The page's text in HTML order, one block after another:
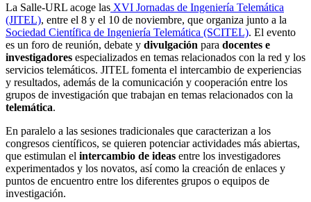
La Salle-URL acoge las XVI Jornadas de Ingeniería Telemática
(JITEL), entre el 8 y el 10 de noviembre, que organiza junto a la
Sociedad Científica de Ingeniería Telemática (SCITEL). El evento
es un foro de reunión, debate y divulgación para docentes e
investigadores especializados en temas relacionados con la red y los
servicios telemáticos. JITEL fomenta el intercambio de experiencias
y resultados, además de la comunicación y cooperación entre los
grupos de investigación que trabajan en temas relacionados con la
telemática.
En paralelo a las sesiones tradicionales que caracterizan a los
congresos científicos, se quieren potenciar actividades más abiertas,
que estimulan el intercambio de ideas entre los investigadores
experimentados y los novatos, así como la creación de enlaces y
puntos de encuentro entre los diferentes grupos o equipos de
investigación.